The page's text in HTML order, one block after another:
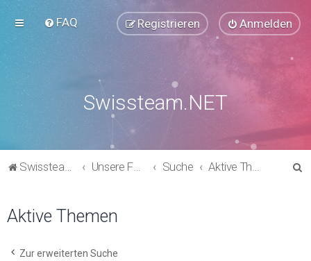
FAQ Anmelden
Registrieren
Swissteam.NET
Swissteam.NET Unsere Foren Suche Aktive Themen
Aktive Themen
Zur erweiterten Suche